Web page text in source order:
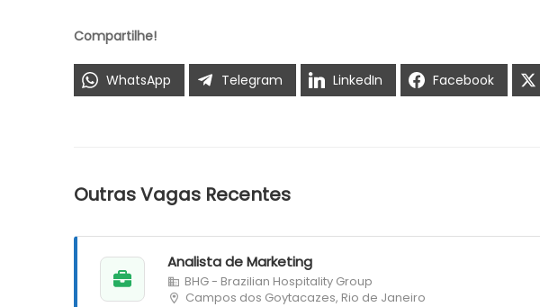
Compartilhe!
WhatsApp Telegram LinkedIn Facebook
Outras Vagas Recentes
Analista de Marketing
BHG - Brazilian Hospitality Group
Campos dos Goytacazes, Rio de Janeiro